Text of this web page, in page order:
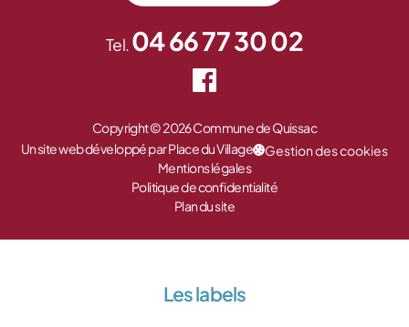
Tel.04 66 77 30 02
Copyright © 2026 Commune de Quissac
Un site web développé par Place du Village
Gestion des cookies
Mentions légales
Politique de confidentialité
Plan du site
Les labels